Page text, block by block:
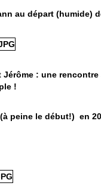
au départ (humide)
Jérôme : une
!
peine le début!) en